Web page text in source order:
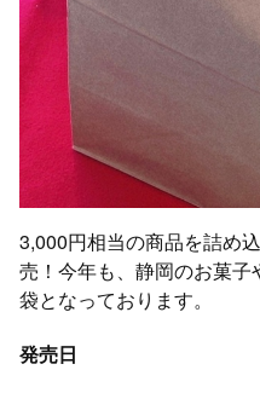
3,000円相当の商品を詰め
売！今年も、静岡のお菓
袋となっております。
発売日